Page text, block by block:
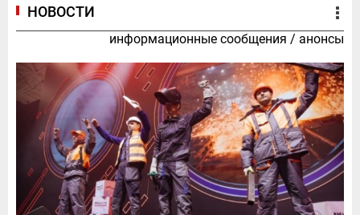
НОВОСТИ
информационные сообщения / анонсы